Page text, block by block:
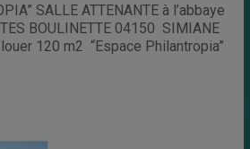
SALLE ATTENANTE à l’abbaye
BOULINETTE 04150 SIMIANE
120 m2 “Espace Philantropia”